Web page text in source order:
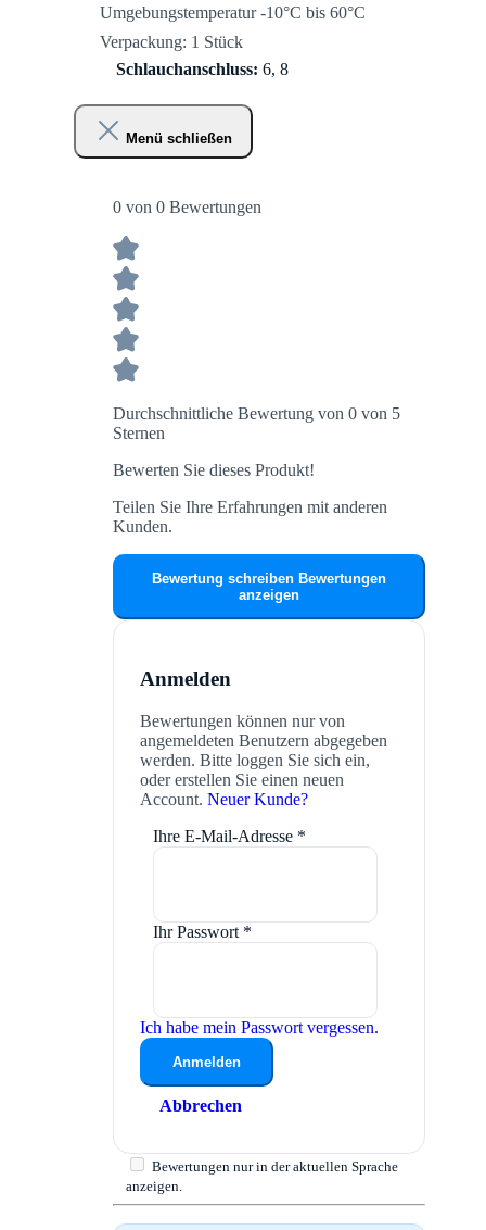
Umgebungstemperatur -10°C bis 60°C
Verpackung: 1 Stück
Schlauchanschluss: 6, 8
Menü schließen
0 von 0 Bewertungen
Durchschnittliche Bewertung von 0 von 5
Sternen
Bewerten Sie dieses Produkt!
Teilen Sie Ihre Erfahrungen mit anderen
Kunden.
Bewertung schreiben Bewertungen
anzeigen
Anmelden
Bewertungen können nur von
angemeldeten Benutzern abgegeben
werden. Bitte loggen Sie sich ein,
oder erstellen Sie einen neuen
Account. Neuer Kunde?
Ihre E-Mail-Adresse *
Ihr Passwort *
Ich habe mein Passwort vergessen.
Anmelden
Abbrechen
Bewertungen nur in der aktuellen Sprache
anzeigen.